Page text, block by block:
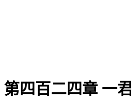
第四百二四章 一